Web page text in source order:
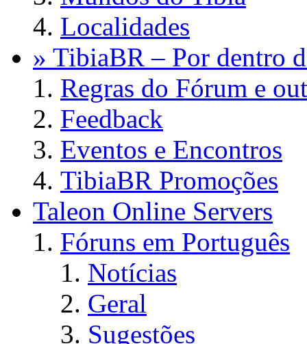
Localidades
» TibiaBR – Por dentro
Regras do Fórum e
Feedback
Eventos e Encontros
TibiaBR Promoções
Taleon Online Servers
Fóruns em Português
Notícias
Geral
Sugestões